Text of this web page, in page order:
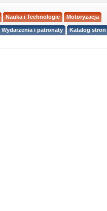
Nauka i Technologie Motoryzacja
Wydarzenia i patronaty Katalog stron